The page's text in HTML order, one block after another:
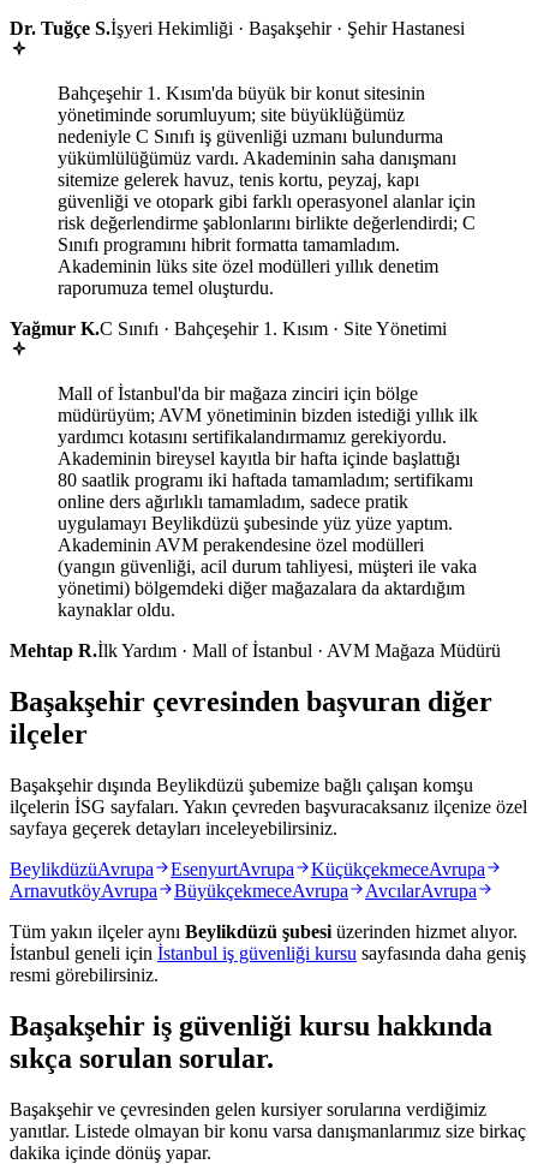
Dr. Tuğçe S.İşyeri Hekimliği · Başakşehir · Şehir Hastanesi
Bahçeşehir 1. Kısım'da büyük bir konut sitesinin
yönetiminde sorumluyum; site büyüklüğümüz
nedeniyle C Sınıfı iş güvenliği uzmanı bulundurma
yükümlülüğümüz vardı. Akademinin saha danışmanı
sitemize gelerek havuz, tenis kortu, peyzaj, kapı
güvenliği ve otopark gibi farklı operasyonel alanlar için
risk değerlendirme şablonlarını birlikte değerlendirdi; C
Sınıfı programını hibrit formatta tamamladım.
Akademinin lüks site özel modülleri yıllık denetim
raporumuza temel oluşturdu.
Yağmur K.C Sınıfı · Bahçeşehir 1. Kısım · Site Yönetimi
Mall of İstanbul'da bir mağaza zinciri için bölge
müdürüyüm; AVM yönetiminin bizden istediği yıllık ilk
yardımcı kotasını sertifikalandırmamız gerekiyordu.
Akademinin bireysel kayıtla bir hafta içinde başlattığı
80 saatlik programı iki haftada tamamladım; sertifikamı
online ders ağırlıklı tamamladım, sadece pratik
uygulamayı Beylikdüzü şubesinde yüz yüze yaptım.
Akademinin AVM perakendesine özel modülleri
(yangın güvenliği, acil durum tahliyesi, müşteri ile vaka
yönetimi) bölgemdeki diğer mağazalara da aktardığım
kaynaklar oldu.
Mehtap R.İlk Yardım · Mall of İstanbul · AVM Mağaza Müdürü
Başakşehir çevresinden başvuran diğer
ilçeler
Başakşehir dışında Beylikdüzü şubemize bağlı çalışan komşu
ilçelerin İSG sayfaları. Yakın çevreden başvuracaksanız ilçenize özel
sayfaya geçerek detayları inceleyebilirsiniz.
BeylikdüzüAvrupa EsenyurtAvrupa KüçükçekmeceAvrupa
ArnavutköyAvrupa BüyükçekmeceAvrupa AvcılarAvrupa
Tüm yakın ilçeler aynı Beylikdüzü şubesi üzerinden hizmet alıyor.
İstanbul geneli için İstanbul iş güvenliği kursu sayfasında daha geniş
resmi görebilirsiniz.
Başakşehir iş güvenliği kursu hakkında
sıkça sorulan sorular.
Başakşehir ve çevresinden gelen kursiyer sorularına verdiğimiz
yanıtlar. Listede olmayan bir konu varsa danışmanlarımız size birkaç
dakika içinde dönüş yapar.